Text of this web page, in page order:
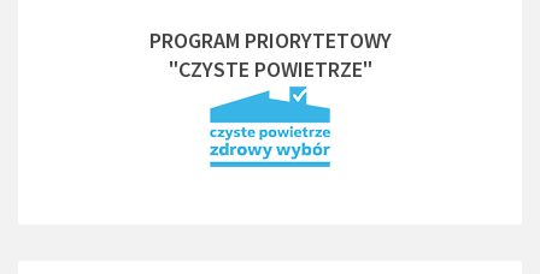
PROGRAM PRIORYTETOWY
"CZYSTE POWIETRZE"